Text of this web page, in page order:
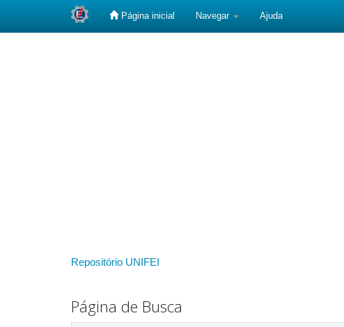
Página inicial Navegar Ajuda
Repositório UNIFEI
Página de Busca